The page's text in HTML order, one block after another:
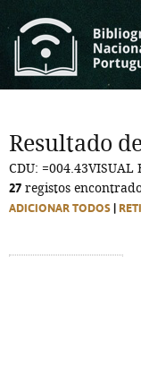
Resultado
CDU: =004.43VISUAL
27 registos
ADICIONAR TODOS